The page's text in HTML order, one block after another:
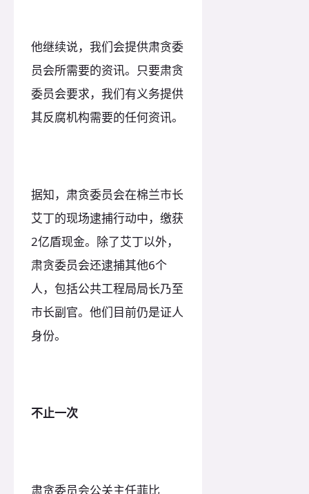
他继续说，我们会提供肃贪委
员会所需要的资讯。只要肃贪
委员会要求，我们有义务提供
其反腐机构需要的任何资讯。
据知，肃贪委员会在棉兰市长
艾丁的现场逮捕行动中，缴获
2亿盾现金。除了艾丁以外，
肃贪委员会还逮捕其他6个
人，包括公共工程局局长乃至
市长副官。他们目前仍是证人
身份。
不止一次
肃贪委员会公关主任菲比